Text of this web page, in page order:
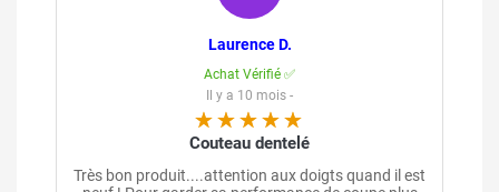
Audrey F.
Achat Vérifié ✅
Il y a 7 mois -
Belle trouvaille
Bluffant visuellement ! La présentation surprend